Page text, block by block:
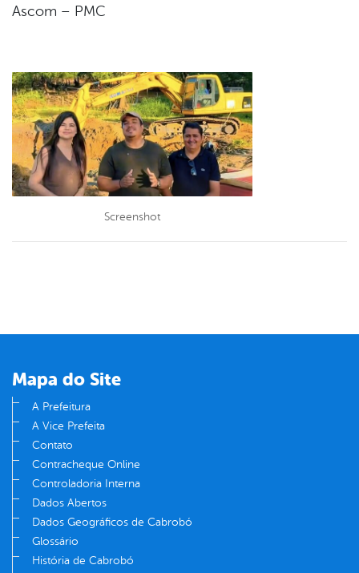
Ascom – PMC
Screenshot
Mapa do Site
A Prefeitura
A Vice Prefeita
Contato
Contracheque Online
Controladoria Interna
Dados Abertos
Dados Geográficos de Cabrobó
Glossário
História de Cabrobó